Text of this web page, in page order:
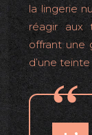
la lingerie
réagir aux
offrant une
d’une